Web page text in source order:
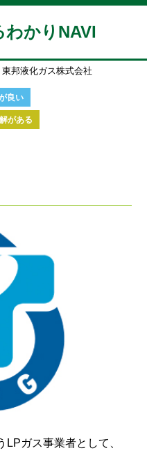
かりNAVI
東邦液化ガス株式会社
良い
がある
ガス事業者として、